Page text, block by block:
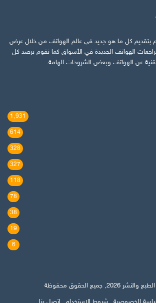
بتقديم كل ما هو جديد في عالم الهواتف من خلال عرض
الهواتف الجديدة في الأسواق كما نقوم برصد كل
عن الهواتف وبعض الشروحات الهامة.
1٬931
614
328
327
118
78
38
19
6
جميع الحقوق محفوظة